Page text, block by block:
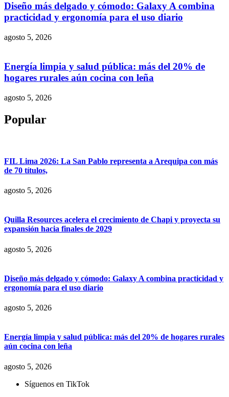
Diseño más delgado y cómodo: Galaxy A combina
practicidad y ergonomía para el uso diario
agosto 5, 2026
Energía limpia y salud pública: más del 20% de
hogares rurales aún cocina con leña
agosto 5, 2026
Popular
FIL Lima 2026: La San Pablo representa a Arequipa con más
de 70 títulos,
agosto 5, 2026
Quilla Resources acelera el crecimiento de Chapi y proyecta su
expansión hacia finales de 2029
agosto 5, 2026
Diseño más delgado y cómodo: Galaxy A combina practicidad y
ergonomía para el uso diario
agosto 5, 2026
Energía limpia y salud pública: más del 20% de hogares rurales
aún cocina con leña
agosto 5, 2026
Síguenos en TikTok